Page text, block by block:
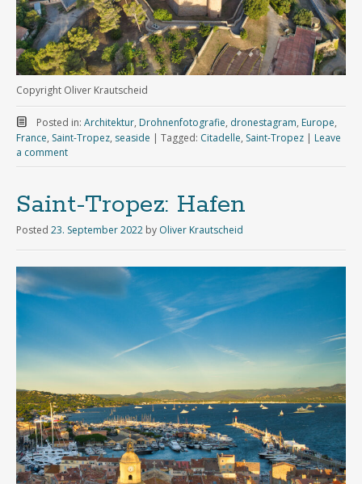
Copyright Oliver Krautscheid
Posted in: Architektur, Drohnenfotografie, dronestagram, Europe,
France, Saint-Tropez, seaside | Tagged: Citadelle, Saint-Tropez | Leave
a comment
Saint-Tropez: Hafen
Posted 23. September 2022 by Oliver Krautscheid